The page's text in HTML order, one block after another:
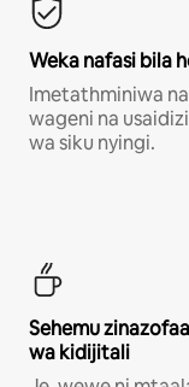
Weka nafasi bila
Imetathminiwa
wageni na
wa siku nyingi.
Sehemu
wa kidijitali